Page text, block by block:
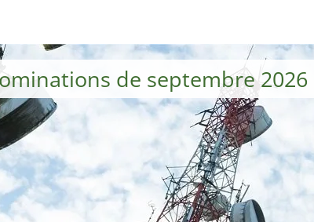
de septembre 2026